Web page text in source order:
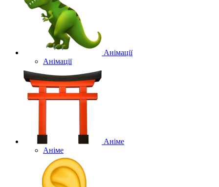
Анімації
Анімації
Аніме
Аніме